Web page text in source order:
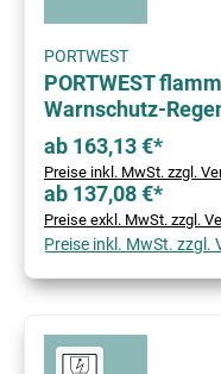
PORTWEST
PORTWEST
Warnschutz-
ab 163,13 €*
Preise inkl. MwSt. zzgl.
ab 137,08 €*
Preise exkl. MwSt. zzgl.
Preise inkl. MwSt. zzgl.